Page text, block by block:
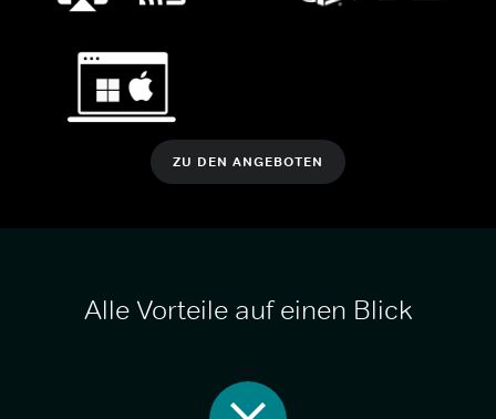
ZU DEN ANGEBOTEN
Alle Vorteile auf einen Blick